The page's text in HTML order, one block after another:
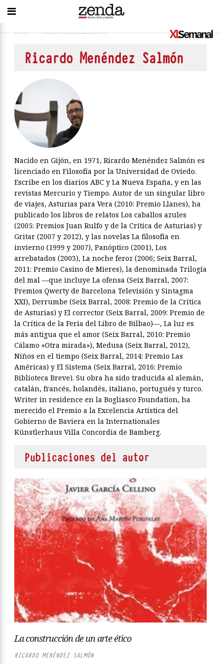
Inicio > Ricardo Menéndez Salmón
Ricardo Menéndez Salmón
Nacido en Gijón, en 1971, Ricardo Menéndez Salmón es
licenciado en Filosofía por la Universidad de Oviedo.
Escribe en los diarios ABC y La Nueva España, y en las
revistas Mercurio y Tiempo. Autor de un singular libro
de viajes, Asturias para Vera (2010: Premio Llanes), ha
publicado los libros de relatos Los caballos azules
(2005: Premios Juan Rulfo y de la Crítica de Asturias) y
Gritar (2007 y 2012), y las novelas La filosofía en
invierno (1999 y 2007), Panóptico (2001), Los
arrebatados (2003), La noche feroz (2006; Seix Barral,
2011: Premio Casino de Mieres), la denominada Trilogía
del mal —que incluye La ofensa (Seix Barral, 2007:
Premios Qwerty de Barcelona Televisión y Sintagma
XXI), Derrumbe (Seix Barral, 2008: Premio de la Crítica
de Asturias) y El corrector (Seix Barral, 2009: Premio de
la Crítica de la Feria del Libro de Bilbao)—, La luz es
más antigua que el amor (Seix Barral, 2010: Premio
Cálamo «Otra mirada»), Medusa (Seix Barral, 2012),
Niños en el tiempo (Seix Barral, 2014: Premio Las
Américas) y El Sistema (Seix Barral, 2016: Premio
Biblioteca Breve). Su obra ha sido traducida al alemán,
catalán, francés, holandés, italiano, portugués y turco.
Writer in residence en la Bogliasco Foundation, ha
merecido el Premio a la Excelencia Artística del
Gobierno de Baviera en la Internationales
Künstlerhaus Villa Concordia de Bamberg.
Publicaciones del autor
La construcción de un arte ético
RICARDO MENÉNDEZ SALMÓN